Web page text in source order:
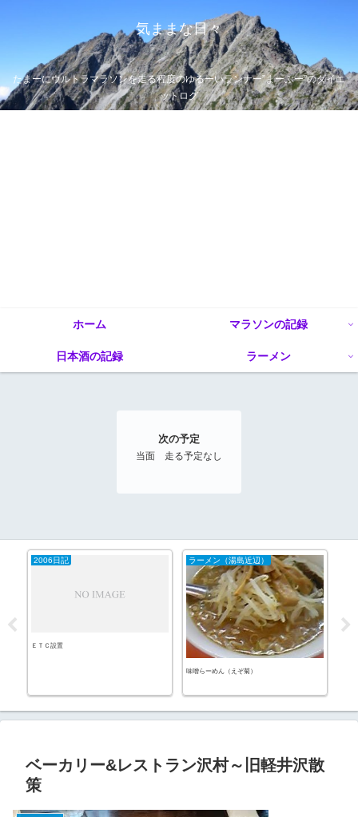
気ままな日々
たまーにウルトラマラソンを走る程度のゆるーいランナー”まーぶー”のダイエ
ットログ
ホーム マラソンの記録
日本酒の記録 ラーメン
次の予定
当面 走る予定なし
2006日記
ＥＴＣ設置
ラーメン（湯島近辺）
味噌らーめん（えぞ菊）
ベーカリー&レストラン沢村～旧軽井沢散
策